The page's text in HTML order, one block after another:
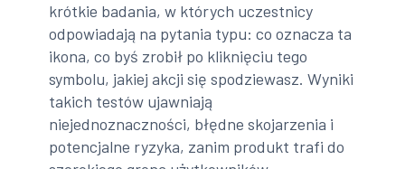
krótkie badania, w których uczestnicy
odpowiadają na pytania typu: co oznacza ta
ikona, co byś zrobił po kliknięciu tego
symbolu, jakiej akcji się spodziewasz. Wyniki
takich testów ujawniają
niejednoznaczności, błędne skojarzenia i
potencjalne ryzyka, zanim produkt trafi do